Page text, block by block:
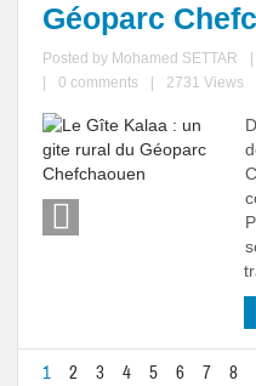
Géoparc
Posted by Mohamed SETTAR
0 comments 2731 Views
1 2 3 4 5 6 7 8